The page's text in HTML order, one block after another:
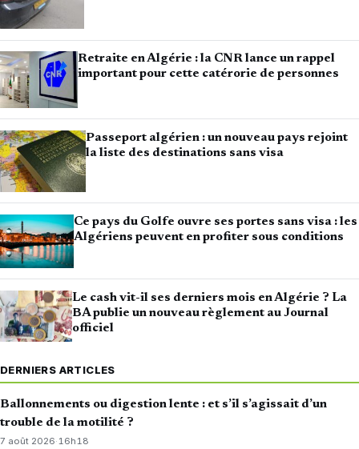
Retraite en Algérie : la CNR lance un rappel
important pour cette catérorie de personnes
Passeport algérien : un nouveau pays rejoint
la liste des destinations sans visa
Ce pays du Golfe ouvre ses portes sans visa : les
Algériens peuvent en profiter sous conditions
Le cash vit-il ses derniers mois en Algérie ? La
BA publie un nouveau règlement au Journal
officiel
DERNIERS ARTICLES
Ballonnements ou digestion lente : et s’il s’agissait d’un
trouble de la motilité ?
7 août 2026·16h18